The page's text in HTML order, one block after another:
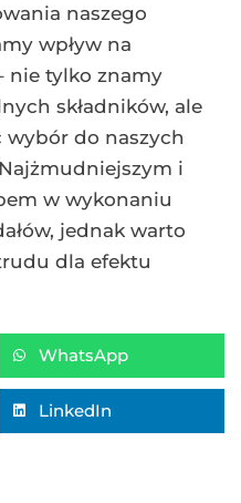
naszego
wpływ na
nie tylko znamy
składników, ale
do naszych
i
w wykonaniu
jednak warto
dla efektu
WhatsApp
LinkedIn